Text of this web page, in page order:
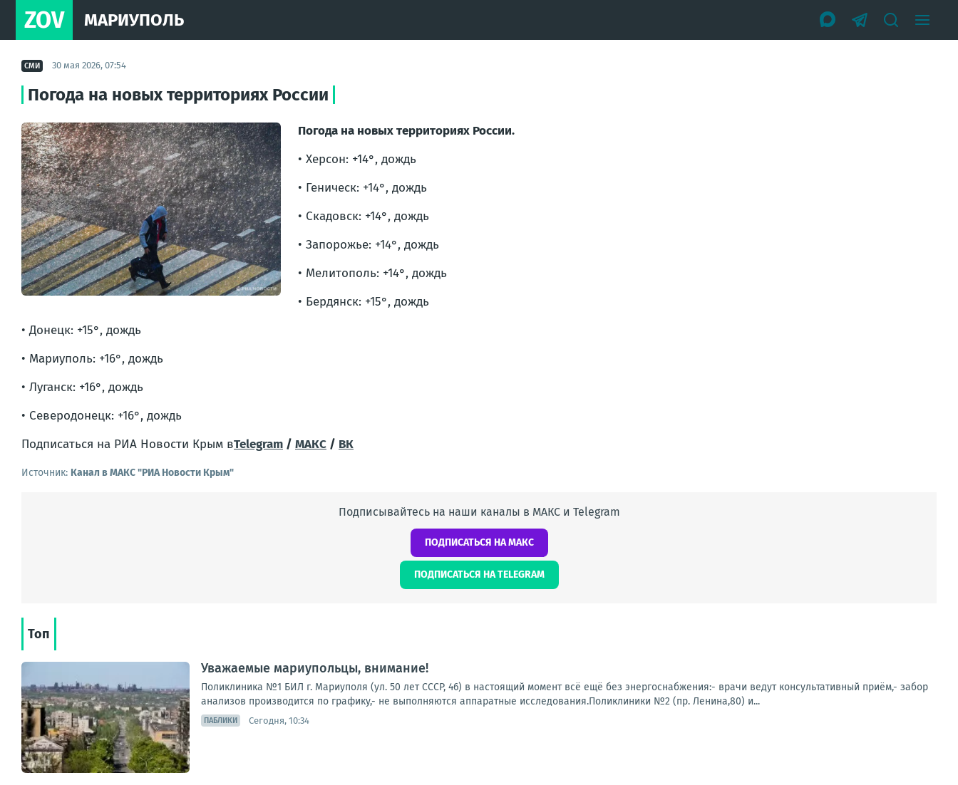
ZOV МАРИУПОЛЬ
СМИ 30 мая 2026, 07:54
Погода на новых территориях России
Погода на новых территориях России.
• Херсон: +14°, дождь
• Геническ: +14°, дождь
• Скадовск: +14°, дождь
• Запорожье: +14°, дождь
• Мелитополь: +14°, дождь
• Бердянск: +15°, дождь
• Донецк: +15°, дождь
• Мариуполь: +16°, дождь
• Луганск: +16°, дождь
• Северодонецк: +16°, дождь
Подписаться на РИА Новости Крым вTelegram / МАКС / ВК
Источник: Канал в МАКС "РИА Новости Крым"
Подписывайтесь на наши каналы в МАКС и Telegram
ПОДПИСАТЬСЯ НА МАКС
ПОДПИСАТЬСЯ НА TELEGRAM
Топ
Уважаемые мариупольцы, внимание!
Поликлиника №1 БИЛ г. Мариуполя (ул. 50 лет СССР, 46) в настоящий момент всё ещё без энергоснабжения:- врачи ведут консультативный приём,- забор
анализов производится по графику,- не выполняются аппаратные исследования.Поликлиники №2 (пр. Ленина,80) и...
ПАБЛИКИ Сегодня, 10:34